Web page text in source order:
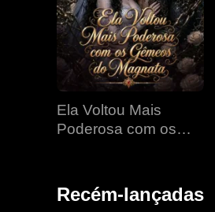
Ela Voltou Mais
Poderosa com os
Recém-lançadas